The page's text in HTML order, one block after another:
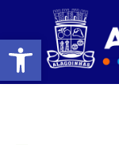
Barra de Ferramentas Aberta